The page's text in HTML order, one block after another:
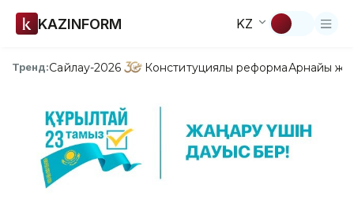
KAZINFORM KZ
Тренд:Сайлау-2026 Конституциялық реформаАрнайы